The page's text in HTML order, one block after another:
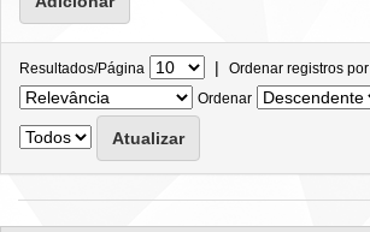
Resultados/Página | Ordenar registros por
Ordenar